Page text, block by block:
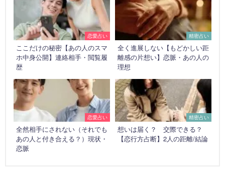
恋愛占い
ここだけの秘密【あの人のスマ
ホ中身公開】連絡相手・閲覧履
歴
精密占い
全く進展しない【もどかしい距
離感の片想い】恋脈・あの人の
理想
恋愛占い
全然相手にされない（それでも
あの人と付き合える？）現状・
恋脈
精密占い
想いは届く？ 交際できる？
【恋行方占断】2人の距離/結論